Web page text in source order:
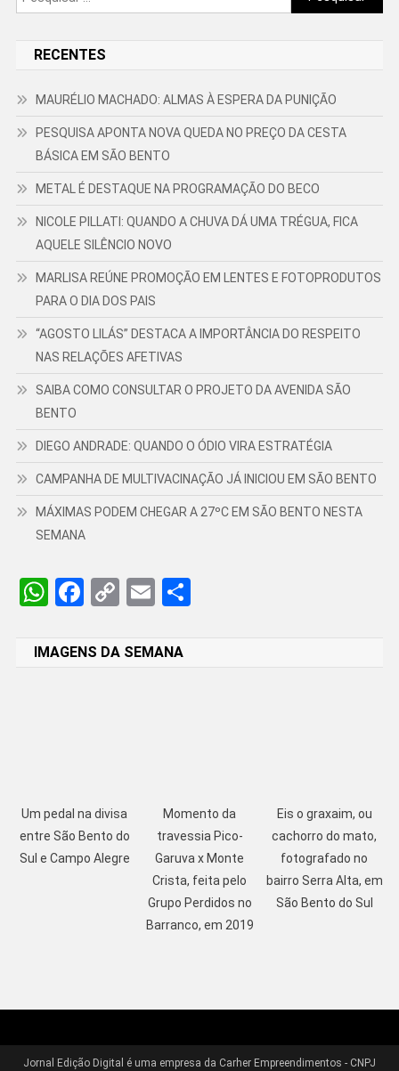
por:
RECENTES
MAURÉLIO MACHADO: ALMAS À ESPERA DA PUNIÇÃO
PESQUISA APONTA NOVA QUEDA NO PREÇO DA CESTA
BÁSICA EM SÃO BENTO
METAL É DESTAQUE NA PROGRAMAÇÃO DO BECO
NICOLE PILLATI: QUANDO A CHUVA DÁ UMA TRÉGUA, FICA
AQUELE SILÊNCIO NOVO
MARLISA REÚNE PROMOÇÃO EM LENTES E FOTOPRODUTOS
PARA O DIA DOS PAIS
“AGOSTO LILÁS” DESTACA A IMPORTÂNCIA DO RESPEITO
NAS RELAÇÕES AFETIVAS
SAIBA COMO CONSULTAR O PROJETO DA AVENIDA SÃO
BENTO
DIEGO ANDRADE: QUANDO O ÓDIO VIRA ESTRATÉGIA
CAMPANHA DE MULTIVACINAÇÃO JÁ INICIOU EM SÃO BENTO
MÁXIMAS PODEM CHEGAR A 27ºC EM SÃO BENTO NESTA
SEMANA
WhatsApp
Facebook
CopyEmailShare
IMAGENS DA SEMANA
Um pedal na divisa
entre São Bento do
Sul e Campo Alegre
Momento da
travessia Pico-
Garuva x Monte
Crista, feita pelo
Grupo Perdidos no
Barranco, em 2019
Eis o graxaim, ou
cachorro do mato,
fotografado no
bairro Serra Alta, em
São Bento do Sul
Jornal Edição Digital é uma empresa da Carher Empreendimentos - CNPJ